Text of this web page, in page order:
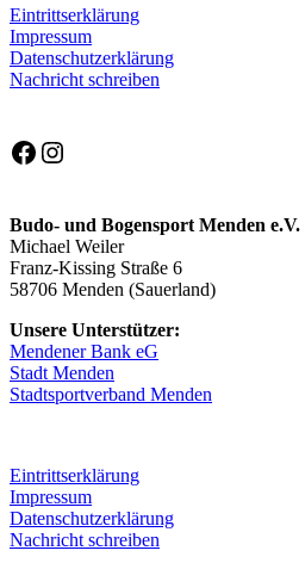
Eintrittserklärung
Impressum
Datenschutzerklärung
Nachricht schreiben
Facebook
Instagram
Budo- und Bogensport Menden e.V.
Michael Weiler
Franz-Kissing Straße 6
58706 Menden (Sauerland)
Unsere Unterstützer:
Mendener Bank eG
Stadt Menden
Stadtsportverband Menden
Eintrittserklärung
Impressum
Datenschutzerklärung
Nachricht schreiben